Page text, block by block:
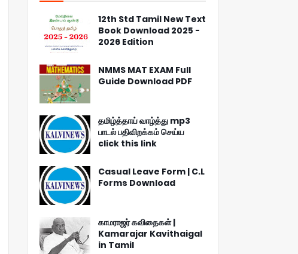
12th Std Tamil New Text
Book Download 2025 -
2026 Edition
NMMS MAT EXAM Full
Guide Download PDF
தமிழ்த்தாய் வாழ்த்து mp3
பாடல் பதிவிறக்கம் செய்ய
click this link
Casual Leave Form | C.L
Forms Download
காமராஜர் கவிதைகள் |
Kamarajar Kavithaigal
in Tamil